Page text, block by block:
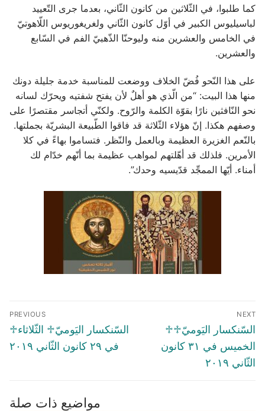
كما طلبوا، في الثّلاثين من كانون الثّاني، بعدما جرى التّعييد
لباسيليوس الكبير في أوّل كانون الثّاني ولغريغوريوس اللّاهوتيّ
في الخامس والعشرين منه وليوحنّا الذّهبيّ الفم في السّابع
والعشرين.
‏على هذا النّحو فُضّ الخلاف ووضعت للمناسبة خدمة جليلة دونك
منها هذا البيت: “من الّذي هو أهلٌ لأن يفتح شفتيه ويحرّك لسانه
نحو النّافثين نارًا ‏بقوّة الكلمة والرّوح. ولكنّي أتجاسر مقتصرًا على
وصفهم هكذا. إنّ هؤلاء الثّلاثة قد فاقوا الطّبيعة البشريّة بجملتها.
بالنّعم الغزيرة العظيمة وبالعمل والنّظر. فتساموا بهاءً في كلا
الأمرين. فلذلك قد أهّلتهم لمواهب عظيمة بما أنّهم خدّام لك
أمناء. أيّها الممجِّد قدّيسيه وحدك”.
Post
navigation
PREVIOUS
Previous
post:
♱السّنكسار اليَوميّ♱ الثّلاثاء
في ۲٩ كانون الثّاني ٢٠١٩
NEXT
Next
post:
♱السّنكسار اليَوميّ♱
الخميس في ٣١ كانون
الثّاني ٢٠١٩
مواضيع ذات صلة